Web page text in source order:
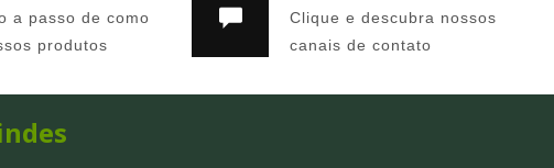
a passo de como
produtos
Clique e descubra nossos
canais de contato